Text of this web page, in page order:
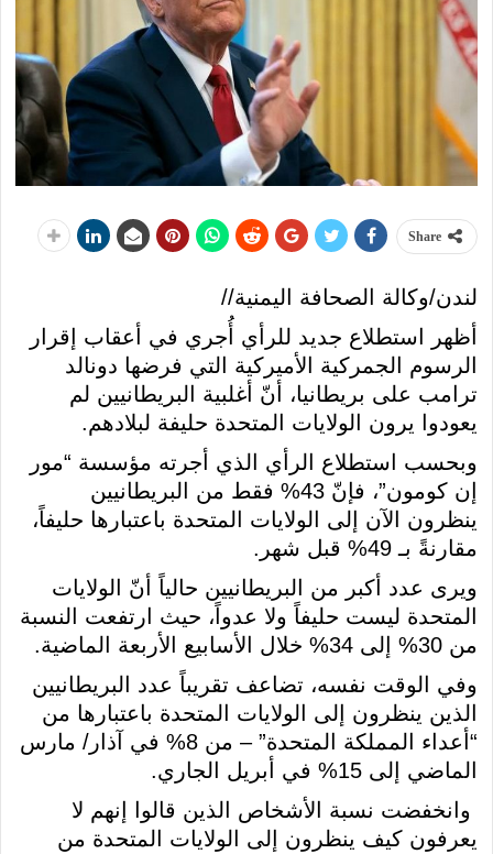
Share
لندن/وكالة الصحافة اليمنية//
أظهر استطلاع جديد للرأي أُجري في أعقاب إقرار
الرسوم الجمركية الأميركية التي فرضها دونالد
ترامب على بريطانيا، أنّ أغلبية البريطانيين لم
يعودوا يرون الولايات المتحدة حليفة لبلادهم.
وبحسب استطلاع الرأي الذي أجرته مؤسسة “مور
إن كومون”، فإنّ 43% فقط من البريطانيين
ينظرون الآن إلى الولايات المتحدة باعتبارها حليفاً،
مقارنةً بـ 49% قبل شهر.
ويرى عدد أكبر من البريطانيين حالياً أنّ الولايات
المتحدة ليست حليفاً ولا عدواً، حيث ارتفعت النسبة
من 30% إلى 34% خلال الأسابيع الأربعة الماضية.
وفي الوقت نفسه، تضاعف تقريباً عدد البريطانيين
الذين ينظرون إلى الولايات المتحدة باعتبارها من
“أعداء المملكة المتحدة” – من 8% في آذار/ مارس
الماضي إلى 15% في أبريل الجاري.
وانخفضت نسبة الأشخاص الذين قالوا إنهم لا
يعرفون كيف ينظرون إلى الولايات المتحدة من